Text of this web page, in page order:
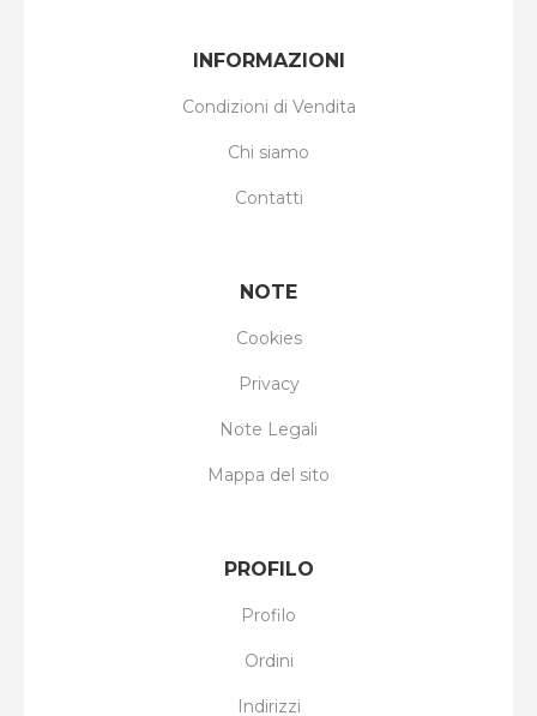
INFORMAZIONI
Condizioni di Vendita
Chi siamo
Contatti
NOTE
Cookies
Privacy
Note Legali
Mappa del sito
PROFILO
Profilo
Ordini
Indirizzi